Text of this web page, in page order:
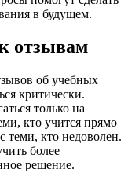
в будущем.
отзывам
об учебных
критически.
только на
кто учится прямо
теми, кто недоволен.
более
решение.